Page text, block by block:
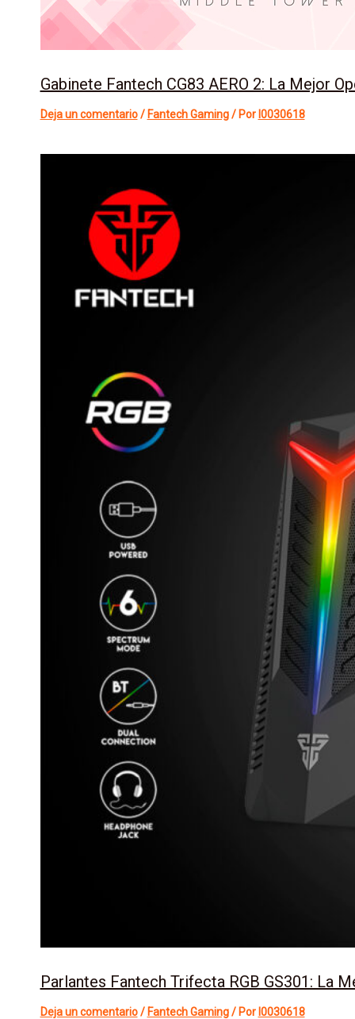
Gabinete Fantech CG83 AERO 2: La Mejor
Deja un comentario /Fantech Gaming/ Porl0030618
Parlantes Fantech Trifecta RGB GS301: La
Deja un comentario /Fantech Gaming/ Porl0030618